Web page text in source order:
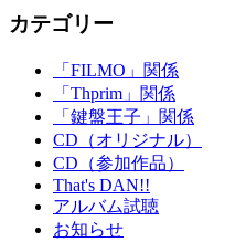
カテゴリー
「FILMO」関係
「Thprim」関係
「鍵盤王子」関係
CD（オリジナル）
CD（参加作品）
That's DAN!!
アルバム試聴
お知らせ